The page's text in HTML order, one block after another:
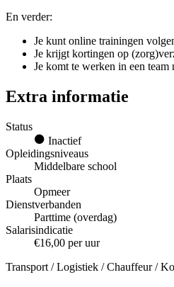
En verder:
Je kunt online trainingen
Je krijgt kortingen op
Je komt te werken in een
Extra informatie
Status
Inactief
Opleidingsniveaus
Middelbare school
Plaats
Opmeer
Dienstverbanden
Parttime (overdag)
Salarisindicatie
€16,00 per uur
Transport / Logistiek / Chauffeur /